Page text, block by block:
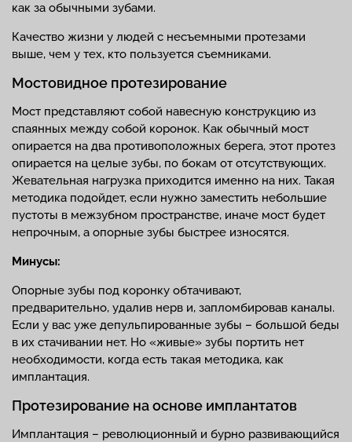
как за обычными зубами.
Качество жизни у людей с несъемными протезами
выше, чем у тех, кто пользуется съемниками.
Мостовидное протезирование
Мост представляют собой навесную конструкцию из
спаянных между собой коронок. Как обычный мост
опирается на два противоположных берега, этот протез
опирается на целые зубы, по бокам от отсутствующих.
Жевательная нагрузка приходится именно на них. Такая
методика подойдет, если нужно заместить небольшие
пустоты в межзубном пространстве, иначе мост будет
непрочным, а опорные зубы быстрее износятся.
Минусы:
Опорные зубы под коронку обтачивают,
предварительно, удалив нерв и, запломбировав каналы.
Если у вас уже депульпированные зубы – большой беды
в их стачивании нет. Но «живые» зубы портить нет
необходимости, когда есть такая методика, как
имплантация.
Протезирование на основе имплантатов
Имплантация – революционный и бурно развивающийся